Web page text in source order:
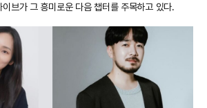
브가 그 흥미로운 다음 챕터를 주목하고 있다.